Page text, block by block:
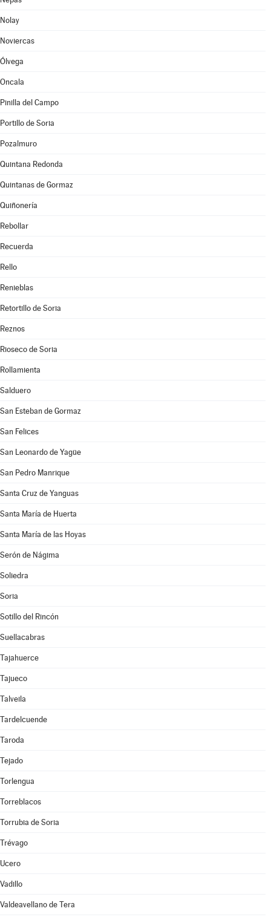
Nolay
Noviercas
Ólvega
Oncala
Pinilla del Campo
Portillo de Soria
Pozalmuro
Quintana Redonda
Quintanas de Gormaz
Quiñonería
Rebollar
Recuerda
Rello
Renieblas
Retortillo de Soria
Reznos
Rioseco de Soria
Rollamienta
Salduero
San Esteban de Gormaz
San Felices
San Leonardo de Yagüe
San Pedro Manrique
Santa Cruz de Yanguas
Santa María de Huerta
Santa María de las Hoyas
Serón de Nágima
Soliedra
Soria
Sotillo del Rincón
Suellacabras
Tajahuerce
Tajueco
Talveila
Tardelcuende
Taroda
Tejado
Torlengua
Torreblacos
Torrubia de Soria
Trévago
Ucero
Vadillo
Valdeavellano de Tera